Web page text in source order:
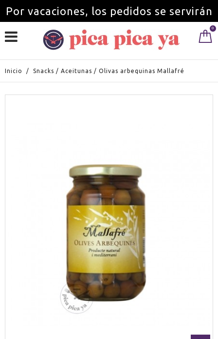
Por vacaciones, los pedidos se servirán
a partir del 1 de septiembre.
0
Inicio / Snacks / Aceitunas / Olivas arbequinas Mallafré